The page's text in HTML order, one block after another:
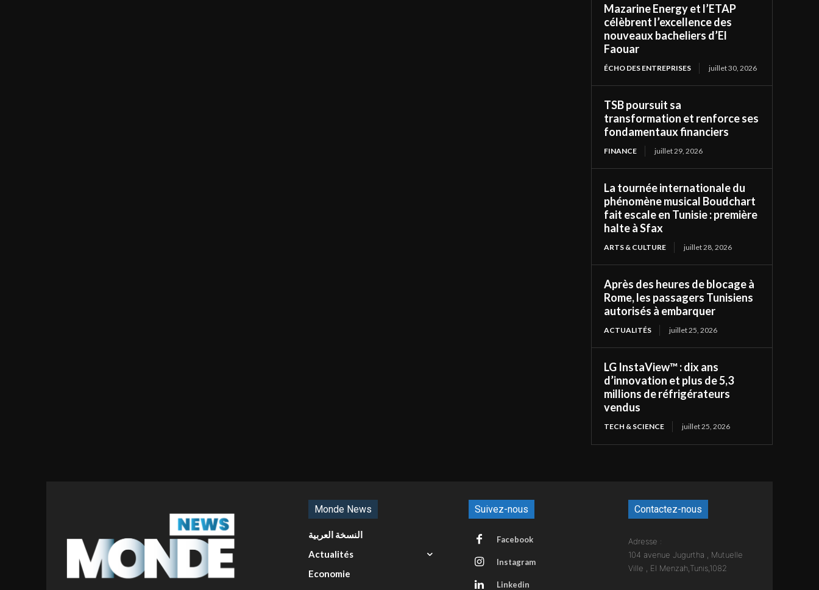
Mazarine Energy et l’ETAP
célèbrent l’excellence des
nouveaux bacheliers d’El
Faouar
ÉCHO DES ENTREPRISES juillet 30, 2026
TSB poursuit sa
transformation et renforce ses
fondamentaux financiers
FINANCE juillet 29, 2026
La tournée internationale du
phénomène musical Boudchart
fait escale en Tunisie : première
halte à Sfax
ARTS & CULTURE juillet 28, 2026
Après des heures de blocage à
Rome, les passagers Tunisiens
autorisés à embarquer
ACTUALITÉS juillet 25, 2026
LG InstaView™ : dix ans
d’innovation et plus de 5,3
millions de réfrigérateurs
vendus
TECH & SCIENCE juillet 25, 2026
Monde News
النسخة العربية
Actualités
Economie
Suivez-nous
Facebook
Instagram
Linkedin
Contactez-nous
Adresse :
104 avenue Jugurtha , Mutuelle
Ville , El Menzah,Tunis,1082